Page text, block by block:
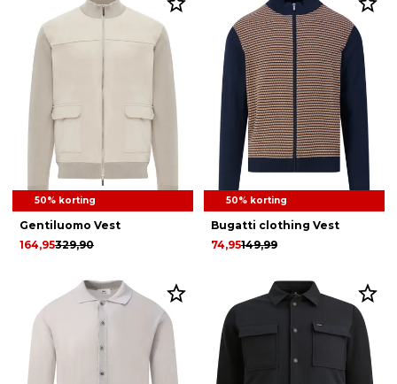
50% korting
Gentiluomo Vest
329,90
164,95
50% korting
Bugatti clothing Vest
149,99
74,95